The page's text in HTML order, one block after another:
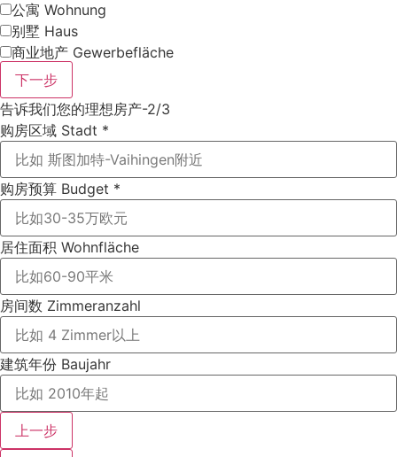
公寓 Wohnung
别墅 Haus
商业地产 Gewerbefläche
下一步
告诉我们您的理想房产-2/3
购房区域 Stadt *
购房预算 Budget *
居住面积 Wohnfläche
房间数 Zimmeranzahl
建筑年份 Baujahr
上一步